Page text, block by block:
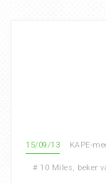
15/09/13 KAPE-
# 10 Miles, beker